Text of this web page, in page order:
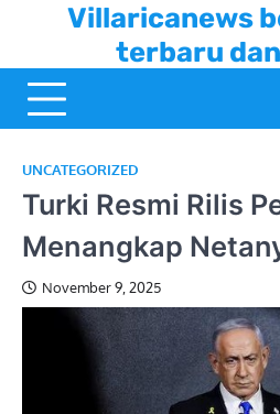
content
Villaricanews
terbaru
UNCATEGORIZED
Turki Resmi Rilis
Menangkap
November 9, 2025